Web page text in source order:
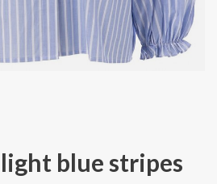
blue stripes